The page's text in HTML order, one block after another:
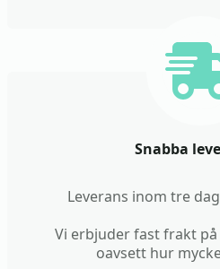
Snabba
Leverans inom tre
Vi erbjuder fast frakt
oavsett hur